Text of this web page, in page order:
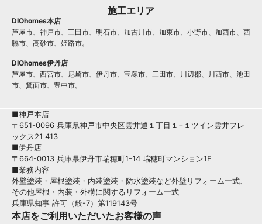
施工エリア
DIOhomes本店
芦屋市、神戸市、三田市、明石市、加古川市、加東市、小野市、加西市、西
脇市、高砂市、姫路市。
DIOhomes伊丹店
芦屋市、西宮市、尼崎市、伊丹市、宝塚市、三田市、川辺郡、川西市、池田
市、箕面市、豊中市。
■神戸本店
〒651-0096 兵庫県神戸市中央区雲井通１丁目１−１ツイン雲井フレ
ックス21 413
■伊丹店
〒664-0013 兵庫県伊丹市瑞穂町1-14 瑞穂町マンション1F
■業務内容
外壁塗装・屋根塗装・内装塗装・防水塗装など外壁リフォーム一式、
その他屋根・内装・外構に関するリフォーム一式
兵庫県知事 許可（般-7）第119143号
本店をご利用いただいたお客様の声